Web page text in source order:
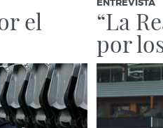
el
ENTREVISTA
“La
por